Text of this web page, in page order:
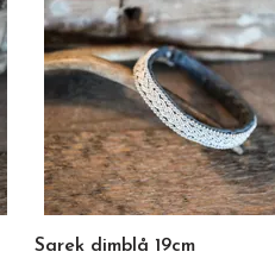
Sarek dimblå 19cm